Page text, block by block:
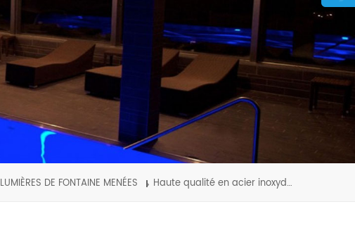
LUMIÈRES DE FONTAINE MENÉES Haute qualité en acier inoxydable 316L 18 W dmx512 rgb rgbw IP68 étanche extérieure sèche sous-marine lumière de fontaine LED